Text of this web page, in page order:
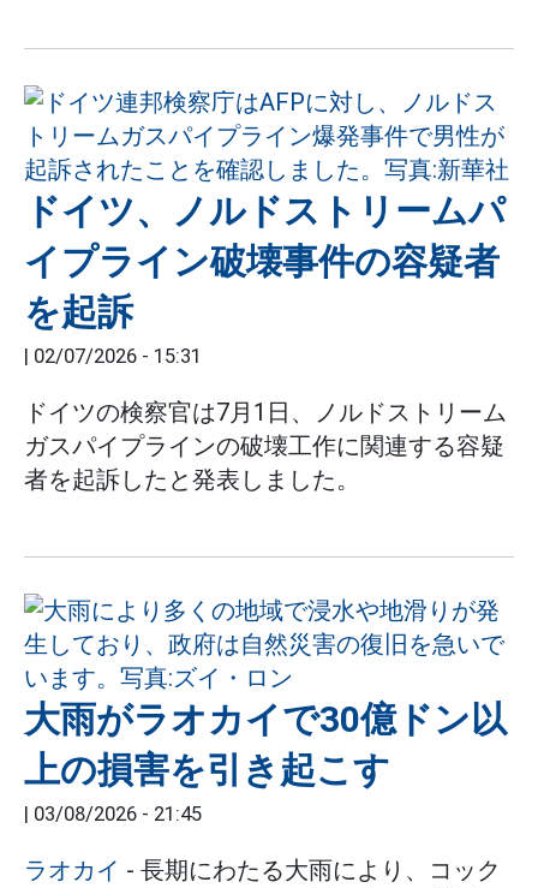
ドイツ、ノルドストリームパ
イプライン破壊事件の容疑者
を起訴
| 02/07/2026 - 15:31
ドイツの検察官は7月1日、ノルドストリーム
ガスパイプラインの破壊工作に関連する容疑
者を起訴したと発表しました。
大雨がラオカイで30億ドン以
上の損害を引き起こす
| 03/08/2026 - 21:45
ラオカイ - 長期にわたる大雨により、コック